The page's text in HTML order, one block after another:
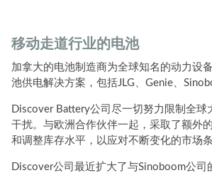
移动走道行业的电池
加拿大的电池制造商为全球知名的动力设
池供电解决方案，包括JLG、Genie、
Discover Battery公司尽一切努力限制全球
干扰。与欧洲合作伙伴一起，采取了额外
和调整库存水平，以应对不断变化的市场条
Discover公司最近扩大了与Sinoboom公司